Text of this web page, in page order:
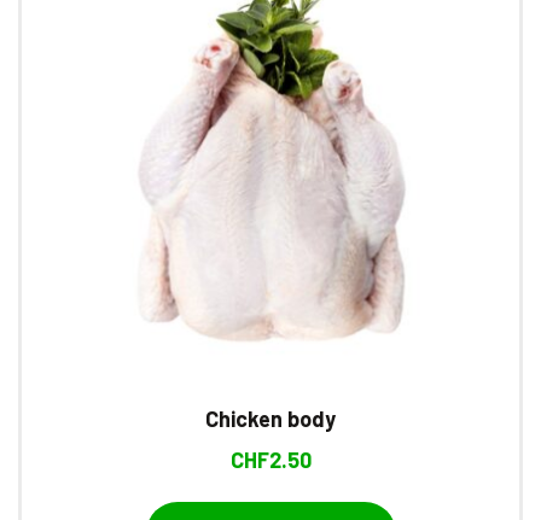
Chicken body
CHF2.50